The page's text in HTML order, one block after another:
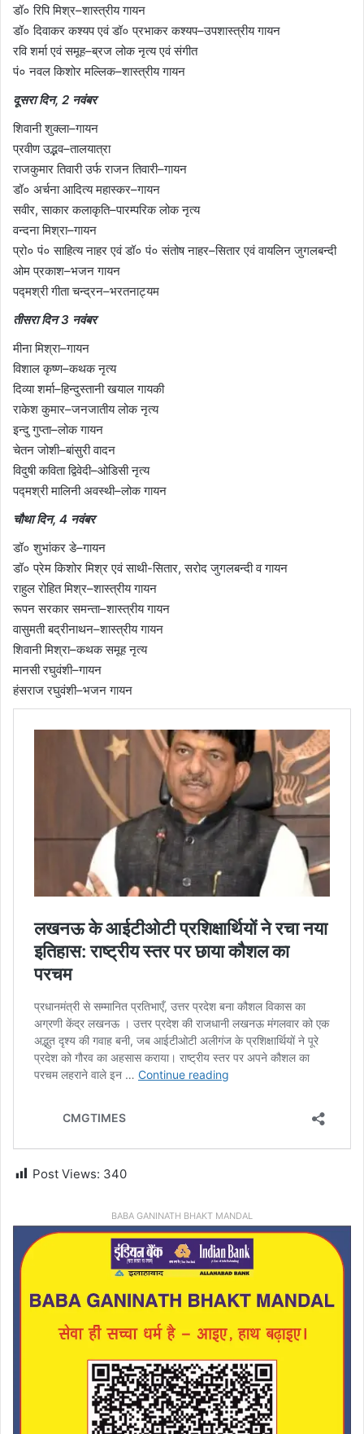
डॉ० रिपि मिश्र–शास्त्रीय गायन
डॉ० दिवाकर कश्यप एवं डॉ० प्रभाकर कश्यप–उपशास्त्रीय गायन
रवि शर्मा एवं समूह–ब्रज लोक नृत्य एवं संगीत
पं० नवल किशोर मल्लिक–शास्त्रीय गायन
दूसरा दिन, 2 नवंबर
शिवानी शुक्ला–गायन
प्रवीण उद्भव–तालयात्रा
राजकुमार तिवारी उर्फ राजन तिवारी–गायन
डॉ० अर्चना आदित्य महास्कर–गायन
सवीर, साकार कलाकृति–पारम्परिक लोक नृत्य
वन्दना मिश्रा–गायन
प्रो० पं० साहित्य नाहर एवं डॉ० पं० संतोष नाहर–सितार एवं वायलिन जुगलबन्दी
ओम प्रकाश–भजन गायन
पद्मश्री गीता चन्द्रन–भरतनाट्यम
तीसरा दिन 3 नवंबर
मीना मिश्रा–गायन
विशाल कृष्ण–कथक नृत्य
दिव्या शर्मा–हिन्दुस्तानी खयाल गायकी
राकेश कुमार–जनजातीय लोक नृत्य
इन्दु गुप्ता–लोक गायन
चेतन जोशी–बांसुरी वादन
विदुषी कविता द्विवेदी–ओडिसी नृत्य
पद्मश्री मालिनी अवस्थी–लोक गायन
चौथा दिन, 4 नवंबर
डॉ० शुभांकर डे–गायन
डॉ० प्रेम किशोर मिश्र एवं साथी-सितार, सरोद जुगलबन्दी व गायन
राहुल रोहित मिश्र–शास्त्रीय गायन
रूपन सरकार समन्ता–शास्त्रीय गायन
वासुमती बद्रीनाथन–शास्त्रीय गायन
शिवानी मिश्रा–कथक समूह नृत्य
मानसी रघुवंशी–गायन
हंसराज रघुवंशी–भजन गायन
Post Views: 340
BABA GANINATH BHAKT MANDAL